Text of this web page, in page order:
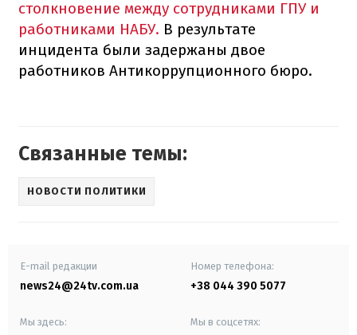
столкновение между сотрудниками ГПУ и
работниками НАБУ. В результате
инцидента были задержаны двое
работников Антикоррупционного бюро.
Связанные темы:
НОВОСТИ ПОЛИТИКИ
E-mail редакции
news24@24tv.com.ua
Номер телефона:
+38 044 390 5077
Мы здесь: Мы в соцсетях: